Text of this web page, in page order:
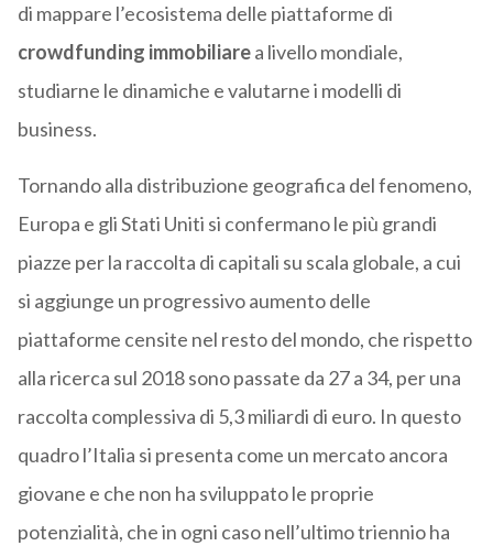
di mappare l’ecosistema delle piattaforme di
crowdfunding immobiliarea livello mondiale,
studiarne le dinamiche e valutarne i modelli di
business.
Tornando alla distribuzione geografica del fenomeno,
Europa e gli Stati Uniti si confermano le più grandi
piazze per la raccolta di capitali su scala globale, a cui
si aggiunge un progressivo aumento delle
piattaforme censite nel resto del mondo, che rispetto
alla ricerca sul 2018 sono passate da 27 a 34, per una
raccolta complessiva di 5,3 miliardi di euro. In questo
quadro l’Italia si presenta come un mercato ancora
giovane e che non ha sviluppato le proprie
potenzialità, che in ogni caso nell’ultimo triennio ha